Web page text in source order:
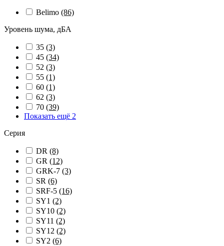
Belimo (86)
Уровень шума, дБА
35 (3)
45 (34)
52 (3)
55 (1)
60 (1)
62 (3)
70 (39)
Показать ещё 2
Серия
DR (8)
GR (12)
GRK-7 (3)
SR (6)
SRF-5 (16)
SY1 (2)
SY10 (2)
SY11 (2)
SY12 (2)
SY2 (6)